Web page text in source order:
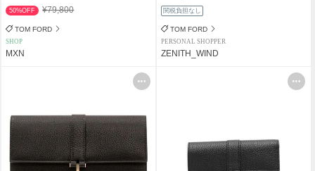
50%OFF ¥79,800
TOM FORD
SHOP
MXN
関税負担なし
TOM FORD
PERSONAL SHOPPER
ZENITH_WIND